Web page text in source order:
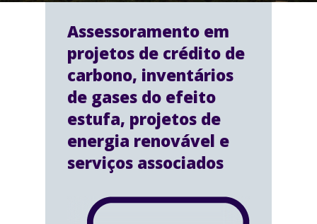
Assessoramento em
projetos de crédito de
carbono, inventários
de gases do efeito
estufa, projetos de
energia renovável e
serviços associados